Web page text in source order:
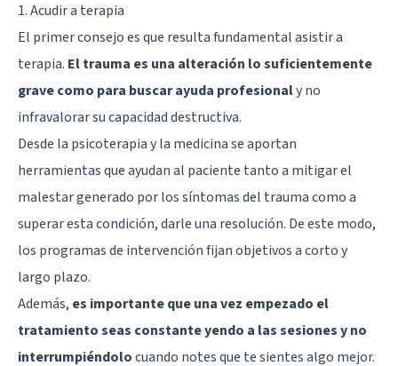
1. Acudir a terapia
El primer consejo es que resulta fundamental asistir a
terapia. El trauma es una alteración lo suficientemente
grave como para buscar ayuda profesionaly no
infravalorar su capacidad destructiva.
Desde la psicoterapiay la medicina se aportan
herramientas que ayudan al paciente tanto a mitigar el
malestar generado por los síntomas del trauma como a
superar esta condición, darle una resolución. De este modo,
los programas de intervención fijan objetivos a corto y
largo plazo.
Además, es importante que una vez empezado el
tratamiento seas constante yendo a las sesiones y no
interrumpiéndolocuando notes que te sientes algo mejor.